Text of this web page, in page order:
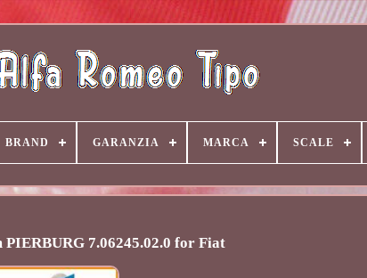
BRAND GARANZIA MARCA SCALE
PIERBURG 7.06245.02.0 for Fiat